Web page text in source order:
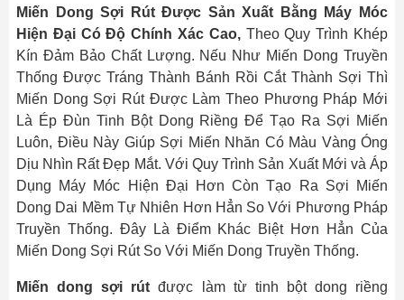
Miến Dong Sợi Rút Được Sản Xuất Bằng Máy Móc
Hiện Đại Có Độ Chính Xác Cao,Theo Quy Trình Khép
Kín Đảm Bảo Chất Lượng. Nếu Như Miến Dong Truyền
Thống Được Tráng Thành Bánh Rồi Cắt Thành Sợi Thì
Miến Dong Sợi Rút Được Làm Theo Phương Pháp Mới
Là Ép Đùn Tinh Bột Dong Riềng Để Tạo Ra Sợi Miến
Luôn, Điều Này Giúp Sợi Miến Nhăn Có Màu Vàng Óng
Dịu Nhìn Rất Đẹp Mắt. Với Quy Trình Sản Xuất Mới và Áp
Dụng Máy Móc Hiện Đại Hơn Còn Tạo Ra Sợi Miến
Dong Dai Mềm Tự Nhiên Hơn Hẳn So Với Phương Pháp
Truyền Thống. Đây Là Điểm Khác Biệt Hơn Hẳn Của
Miến Dong Sợi Rút So Với Miến Dong Truyền Thống.
Miến dong sợi rút được làm từ tinh bột dong riềng